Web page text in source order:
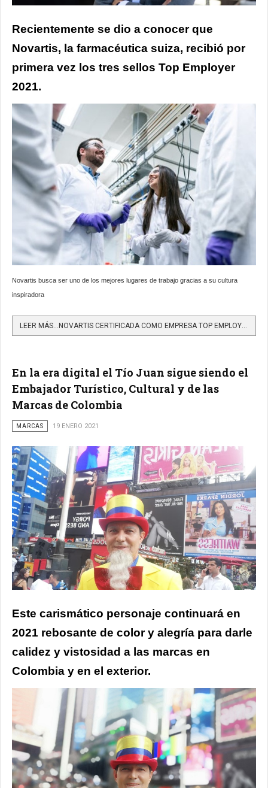
Recientemente se dio a conocer que
Novartis, la farmacéutica suiza, recibió por
primera vez los tres sellos Top Employer
2021.
Novartis busca ser uno de los mejores lugares de trabajo gracias a su cultura
inspiradora
En la era digital el Tío Juan sigue siendo el
Embajador Turístico, Cultural y de las
Marcas de Colombia
MARCAS 19 ENERO 2021
Este carismático personaje continuará en
2021 rebosante de color y alegría para darle
calidez y vistosidad a las marcas en
Colombia y en el exterior.